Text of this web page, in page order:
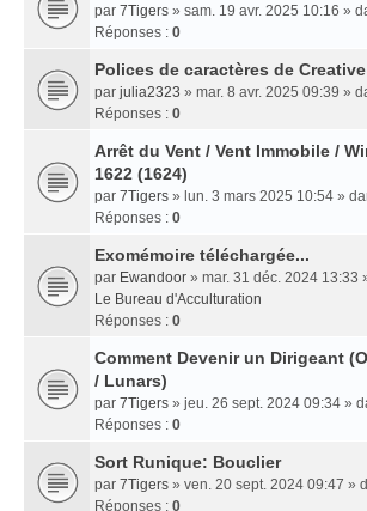
par 7Tigers » sam. 19 avr. 2025 10:16 »
Réponses : 0
Polices de caractères de
par julia2323 » mar. 8 avr. 2025 09:39 »
Réponses : 0
Arrêt du Vent / Vent Immobile /
1622 (1624)
par 7Tigers » lun. 3 mars 2025 10:54 »
Réponses : 0
Exomémoire téléchargée...
par Ewandoor » mar. 31 déc. 2024 13:33
Le Bureau d'Acculturation
Réponses : 0
Comment Devenir un Dirigeant
/ Lunars)
par 7Tigers » jeu. 26 sept. 2024 09:34 »
Réponses : 0
Sort Runique: Bouclier
par 7Tigers » ven. 20 sept. 2024 09:47 »
Réponses : 0